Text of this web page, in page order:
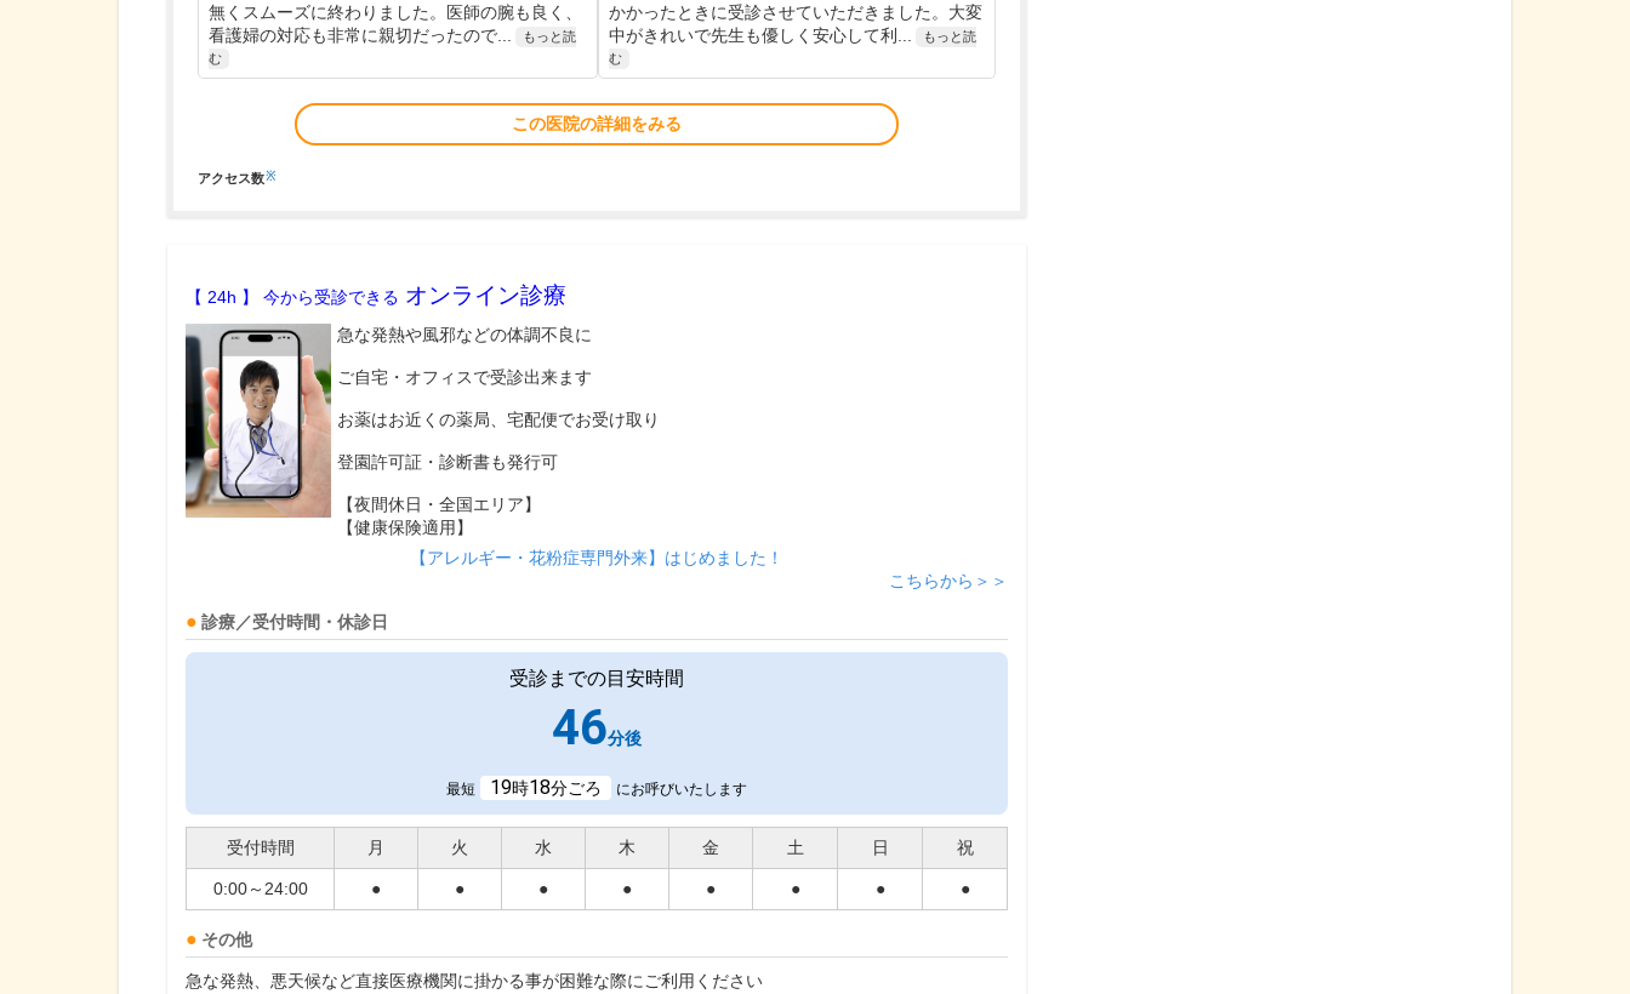
無くスムーズに終わりました。医師の腕も良く、
看護婦の対応も非常に親切だったので...
もっと読
む
かかったときに受診させていただきました。大変
中がきれいで先生も優しく安心して利...
もっと読
む
この医院の詳細をみる
アクセス数※
【 24h 】 今から受診できる オンライン診療
急な発熱や風邪などの体調不良に
ご自宅・オフィスで受診出来ます
お薬はお近くの薬局、宅配便でお受け取り
登園許可証・診断書も発行可
【夜間休日・全国エリア】
【健康保険適用】
【アレルギー・花粉症専門外来】はじめました！
こちらから＞＞
診療／受付時間・休診日
受診までの目安時間
46分後
最短 19時18分ごろ にお呼びいたします
受付時間 月 火 水 木 金 土 日 祝
0:00～24:00 ● ● ● ● ● ● ● ●
その他
急な発熱、悪天候など直接医療機関に掛かる事が困難な際にご利用ください